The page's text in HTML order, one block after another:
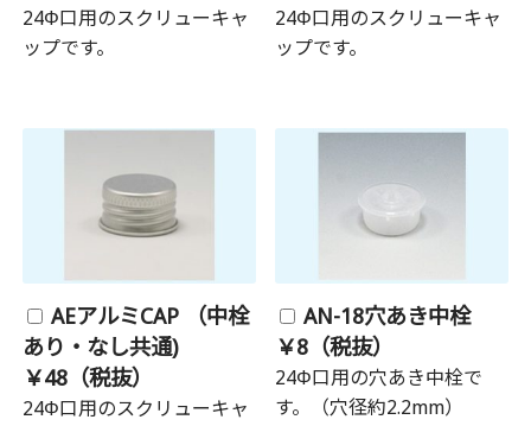
24Φ口用のスクリューキャ
ップです。
24Φ口用のスクリューキャ
ップです。
AEアルミCAP （中栓
あり・なし共通)
￥48（税抜）
24Φ口用のスクリューキャ
AN-18穴あき中栓
￥8（税抜）
24Φ口用の穴あき中栓で
す。（穴径約2.2mm）